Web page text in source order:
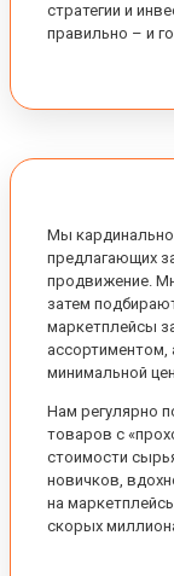
стратегии и
правильно – и
Мы
предлагающих
продвижение.
затем
маркетплейсы
ассортиментом,
минимальной
Нам регулярно
товаров с
стоимости
новичков,
на
скорых